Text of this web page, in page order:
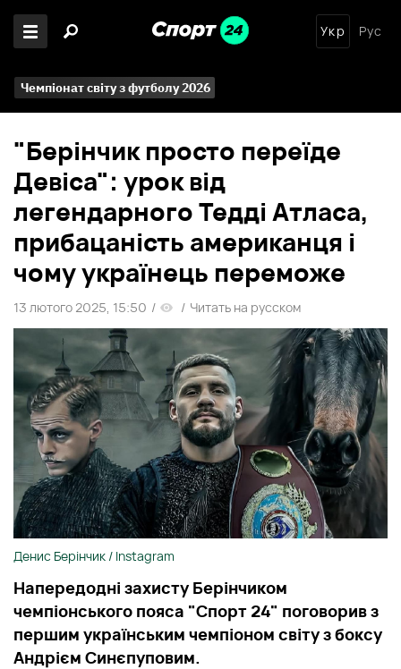
Укр Рус
Чемпіонат світу з футболу 2026
"Берінчик просто переїде
Девіса": урок від
легендарного Тедді Атласа,
прибацаність американця і
чому українець переможе
13 лютого 2025, 15:50 / / Читать на русском
Денис Берінчик / Instagram
Напередодні захисту Берінчиком
чемпіонського пояса "Спорт 24" поговорив з
першим українським чемпіоном світу з боксу
Андрієм Синєпуповим.